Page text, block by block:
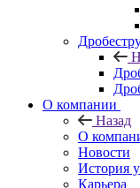
О компании
Назад
О
Новости
История
Карьера